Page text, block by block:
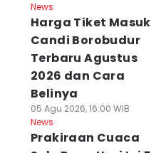
News
Harga Tiket Masuk
Candi Borobudur
Terbaru Agustus
2026 dan Cara
Belinya
05 Agu 2026, 16:00 WIB
News
Prakiraan Cuaca